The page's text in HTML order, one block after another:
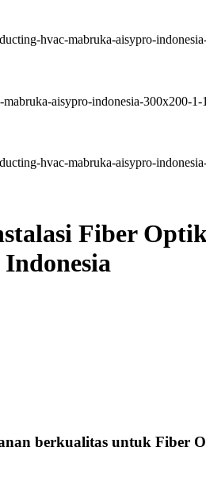
Fiber
berkualitas untuk Fiber